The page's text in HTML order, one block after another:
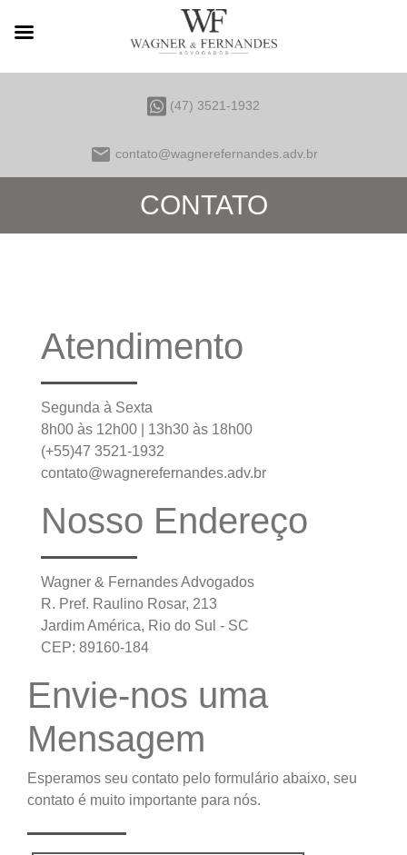
(47) 3521-1932
email contato@wagnerefernandes.adv.br
CONTATO
Atendimento
Segunda à Sexta
8h00 às 12h00 | 13h30 às 18h00
(+55)47 3521-1932
contato@wagnerefernandes.adv.br
Nosso Endereço
Wagner & Fernandes Advogados
R. Pref. Raulino Rosar, 213
Jardim América, Rio do Sul - SC
CEP: 89160-184
Envie-nos uma
Mensagem
Esperamos seu contato pelo formulário abaixo, seu
contato é muito importante para nós.